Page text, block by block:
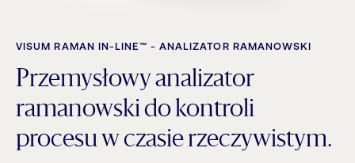
VISUM RAMAN IN-LINE™ - ANALIZATOR RAMANOWSKI
Przemysłowy analizator
ramanowski do kontroli
procesu w czasie rzeczywistym.